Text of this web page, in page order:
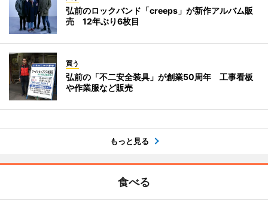
弘前のロックバンド「creeps」が新作アルバム販
売 12年ぶり6枚目
買う
弘前の「不二安全装具」が創業50周年 工事看板
や作業服など販売
もっと見る
食べる